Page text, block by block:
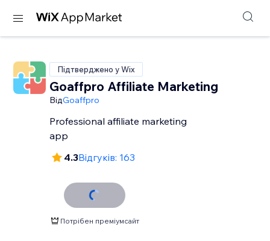
Підтверджено у Wix
Goaffpro Affiliate Marketing
ВідGoaffpro
Professional affiliate marketing
app
4.3Відгуків: 163
Потрібен преміумсайт